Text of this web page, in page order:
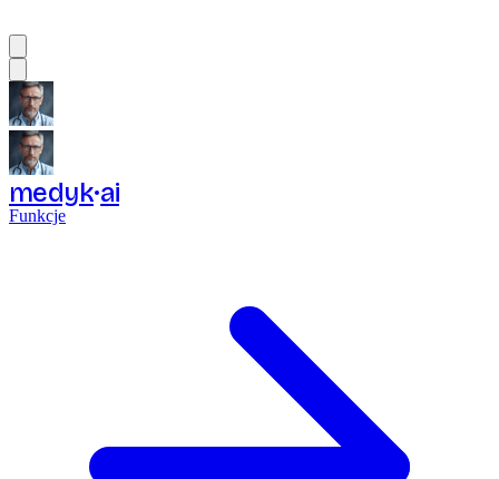
medyk ai
Funkcje